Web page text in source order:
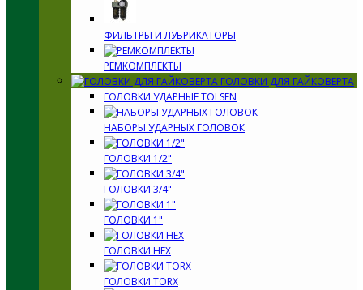
ФИЛЬТРЫ И ЛУБРИКАТОРЫ
РЕМКОМПЛЕКТЫ
ГОЛОВКИ ДЛЯ ГАЙКОВЕРТА
ГОЛОВКИ УДАРНЫЕ TOLSEN
НАБОРЫ УДАРНЫХ ГОЛОВОК
ГОЛОВКИ 1/2"
ГОЛОВКИ 3/4"
ГОЛОВКИ 1"
ГОЛОВКИ HEX
ГОЛОВКИ TORX